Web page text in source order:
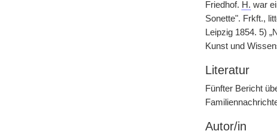
Friedhof. H. war
Sonette". Frkft.,
Leipzig 1854. 5)
Kunst und
Literatur
Fünfter Bericht
Autor/in